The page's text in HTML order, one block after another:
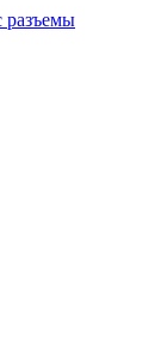
разъемы